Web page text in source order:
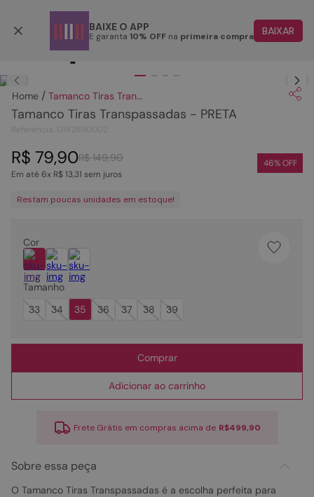
BAIXE O APP
E garanta 10% OFF na primeira compra BAIXAR
Tamanco Tiras Transpassadas - PRETA
Tamanco Tiras Transpassadas - PRETA
R$ 149,90
R$ 79,90
Em até6x R$13,31 sem juros
46% OFF
Restam poucas unidades em estoque!
Cor
Tamanho
33
34 35 36 37 38 39
Comprar
Adicionar ao carrinho
Frete Grátis em compras acima de R$499,90
Sobre essa peça
O Tamanco Tiras Transpassadas é a escolha perfeita para
1
2º
tenis
4º
rasteira
5º
sandalia
6º
tamanco
sapatilha
couro
10º scarpin